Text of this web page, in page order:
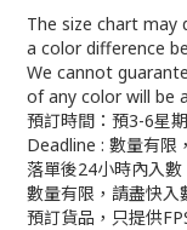
The size chart may
a color difference
We cannot
of any color will be
預訂時間：預3-6星
Deadline : 數量有限
落單後24小時內入數
數量有限，請盡快入
預訂貨品，只提供